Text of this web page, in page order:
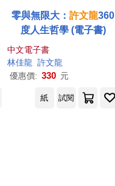
零與無限大：許文龍360
度人生哲學 (電子書)
中文電子書
林佳龍 許文龍
優惠價: 330 元
紙 試閱